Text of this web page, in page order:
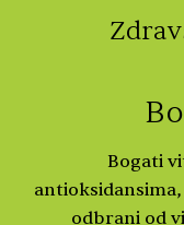
Bogati
odbrani od